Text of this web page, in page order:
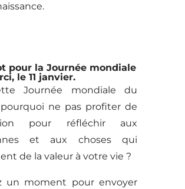
pour la Journée mondiale
le 11 janvier.
Journée mondiale du
pourquoi ne pas profiter de
pour réfléchir aux
et aux choses qui
de la valeur à votre vie ?
un moment pour envoyer